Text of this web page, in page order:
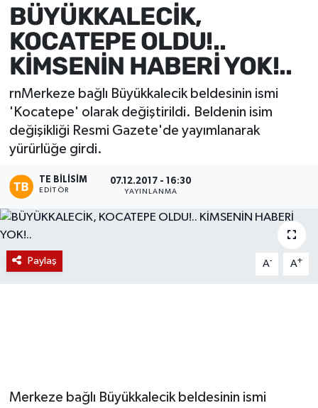
BÜYÜKKALECİK,
KOCATEPE OLDU!..
KİMSENİN HABERİ YOK!..
rnMerkeze bağlı Büyükkalecik beldesinin ismi
'Kocatepe' olarak değiştirildi. Beldenin isim
değişikliği Resmi Gazete'de yayımlanarak
yürürlüğe girdi.
TE BILISIM
EDITÖR
07.12.2017 - 16:30
YAYINLANMA
Paylaş A- A+
Merkeze bağlı Büyükkalecik beldesinin ismi
Sağlık
Eğitim
Ekonomi
Magazin
Etkinlikler